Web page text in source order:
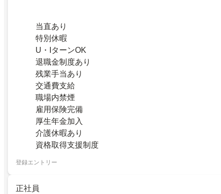
当直あり
特別休暇
U・IターンOK
退職金制度あり
残業手当あり
交通費支給
職場内禁煙
雇用保険完備
厚生年金加入
介護休暇あり
資格取得支援制度
登録エントリー
正社員